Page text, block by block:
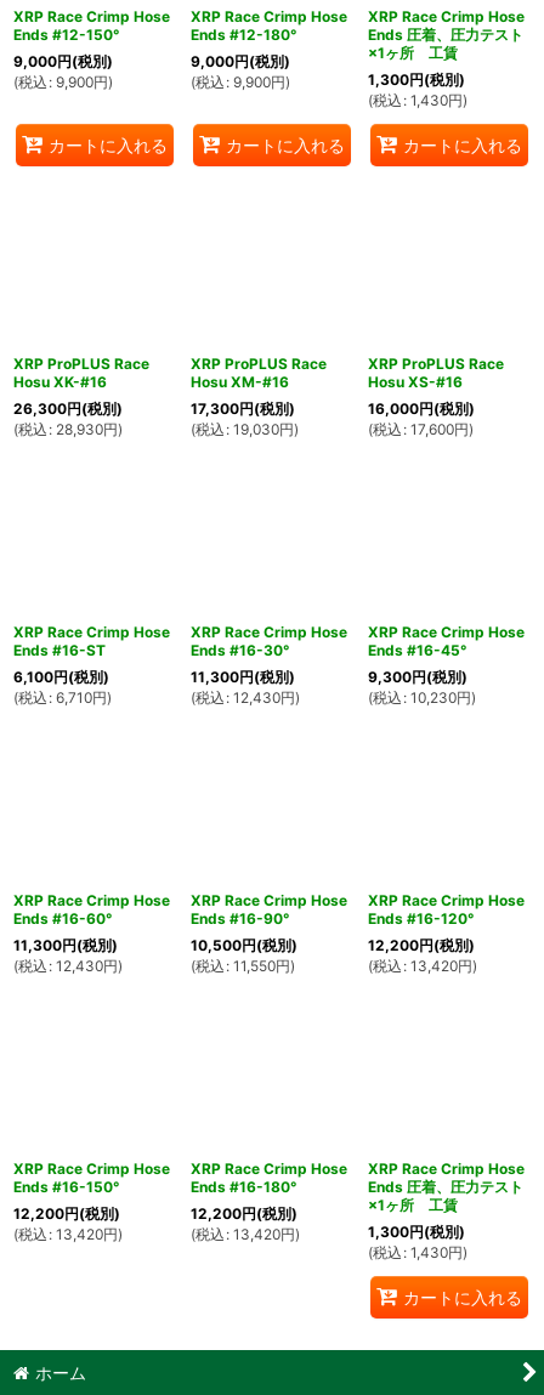
XRP Race Crimp Hose
Ends #12-150°
9,000円(税別)
(税込 : 9,900円)
カートに入れる
XRP Race Crimp Hose
Ends #12-180°
9,000円(税別)
(税込 : 9,900円)
カートに入れる
XRP Race Crimp Hose
Ends 圧着、圧力テスト
×1ヶ所 工賃
1,300円(税別)
(税込 : 1,430円)
カートに入れる
XRP ProPLUS Race
Hosu XK-#16
26,300円(税別)
(税込 : 28,930円)
XRP ProPLUS Race
Hosu XM-#16
17,300円(税別)
(税込 : 19,030円)
XRP ProPLUS Race
Hosu XS-#16
16,000円(税別)
(税込 : 17,600円)
XRP Race Crimp Hose
Ends #16-ST
6,100円(税別)
(税込 : 6,710円)
XRP Race Crimp Hose
Ends #16-30°
11,300円(税別)
(税込 : 12,430円)
XRP Race Crimp Hose
Ends #16-45°
9,300円(税別)
(税込 : 10,230円)
XRP Race Crimp Hose
Ends #16-60°
11,300円(税別)
(税込 : 12,430円)
XRP Race Crimp Hose
Ends #16-90°
10,500円(税別)
(税込 : 11,550円)
XRP Race Crimp Hose
Ends #16-120°
12,200円(税別)
(税込 : 13,420円)
XRP Race Crimp Hose
Ends #16-150°
12,200円(税別)
(税込 : 13,420円)
XRP Race Crimp Hose
Ends #16-180°
12,200円(税別)
(税込 : 13,420円)
XRP Race Crimp Hose
Ends 圧着、圧力テスト
×1ヶ所 工賃
1,300円(税別)
(税込 : 1,430円)
カートに入れる
ホーム